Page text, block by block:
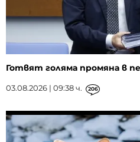
Готвят голяма промяна в
03.08.2026 | 09:38 ч. 206